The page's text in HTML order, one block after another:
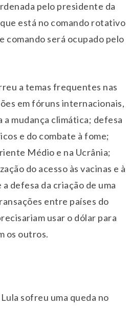
pelo presidente da
está no comando rotativo
comando será ocupado pelo
a temas frequentes nas
em fóruns internacionais,
mudança climática; defesa
e do combate à fome;
Médio e na Ucrânia;
do acesso às vacinas e à
defesa da criação de uma
entre países do
usar o dólar para
os outros.
sofreu uma queda no